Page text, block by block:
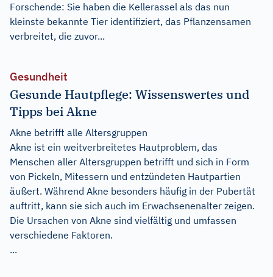
Forschende: Sie haben die Kellerassel als das nun
kleinste bekannte Tier identifiziert, das Pflanzensamen
verbreitet, die zuvor...
Gesundheit
Gesunde Hautpflege: Wissenswertes und
Tipps bei Akne
Akne betrifft alle Altersgruppen
Akne ist ein weitverbreitetes Hautproblem, das
Menschen aller Altersgruppen betrifft und sich in Form
von Pickeln, Mitessern und entzündeten Hautpartien
äußert. Während Akne besonders häufig in der Pubertät
auftritt, kann sie sich auch im Erwachsenenalter zeigen.
Die Ursachen von Akne sind vielfältig und umfassen
verschiedene Faktoren.
...